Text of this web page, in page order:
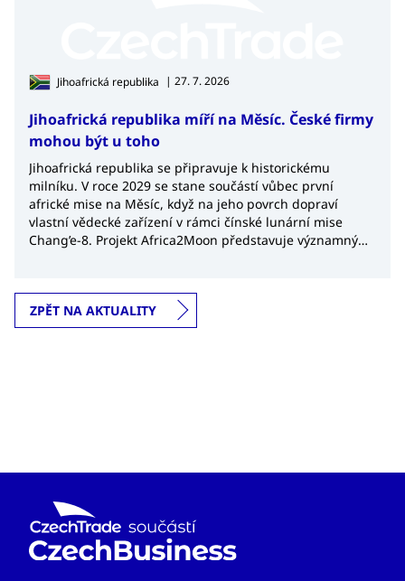
Jihoafrická republika | 27. 7. 2026
Jihoafrická republika míří na Měsíc. České firmy
mohou být u toho
Jihoafrická republika se připravuje k historickému
milníku. V roce 2029 se stane součástí vůbec první
africké mise na Měsíc, když na jeho povrch dopraví
vlastní vědecké zařízení v rámci čínské lunární mise
Chang’e-8. Projekt Africa2Moon představuje významný
globálním kosmickém průmyslu.
ZPĚT NA AKTUALITY